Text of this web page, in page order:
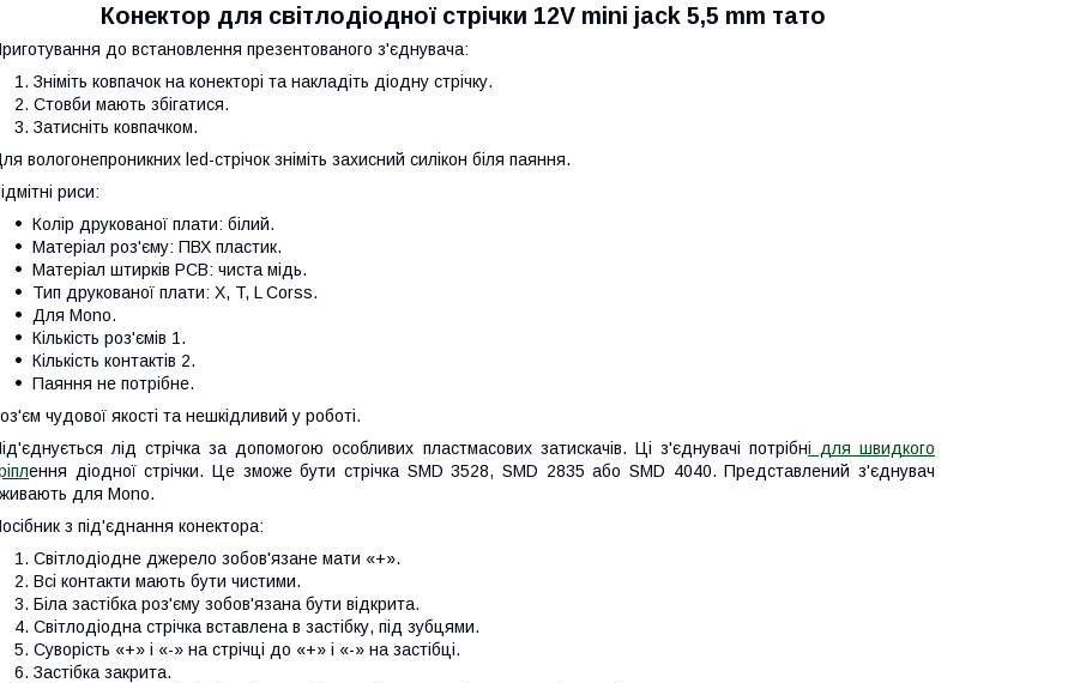
Конектор для світлодіодної стрічки 12V mini jack 5,5 mm тато
до встановлення презентованого з'єднувача:
Зніміть ковпачок на конекторі та накладіть діодну стрічку.
Стовби мають збігатися.
Затисніть ковпачком.
вологонепроникних led-стрічок зніміть захисний силікон біля паяння.
риси:
Колір друкованої плати: білий.
Матеріал роз'єму: ПВХ пластик.
Матеріал штирків PCB: чиста мідь.
Тип друкованої плати: X, T, L Corss.
Для Mono.
Кількість роз'ємів 1.
Кількість контактів 2.
Паяння не потрібне.
чудової якості та нешкідливий у роботі.
лід стрічка за допомогою особливих пластмасових затискачів. Ці з'єднувачі потрібні для швидкого
ення діодної стрічки. Це зможе бути стрічка SMD 3528, SMD 2835 або SMD 4040. Представлений з'єднувач
для Mono.
з під'єднання конектора:
Світлодіодне джерело зобов'язане мати «+».
Всі контакти мають бути чистими.
Біла застібка роз'єму зобов'язана бути відкрита.
Світлодіодна стрічка вставлена в застібку, під зубцями.
Суворість «+» і «-» на стрічці до «+» і «-» на застібці.
Застібка закрита.